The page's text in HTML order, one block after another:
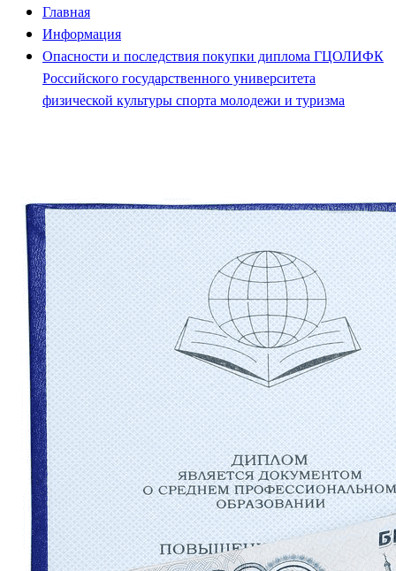
Главная
Информация
Опасности и последствия покупки диплома ГЦОЛИФК
Российского государственного университета
физической культуры спорта молодежи и туризма